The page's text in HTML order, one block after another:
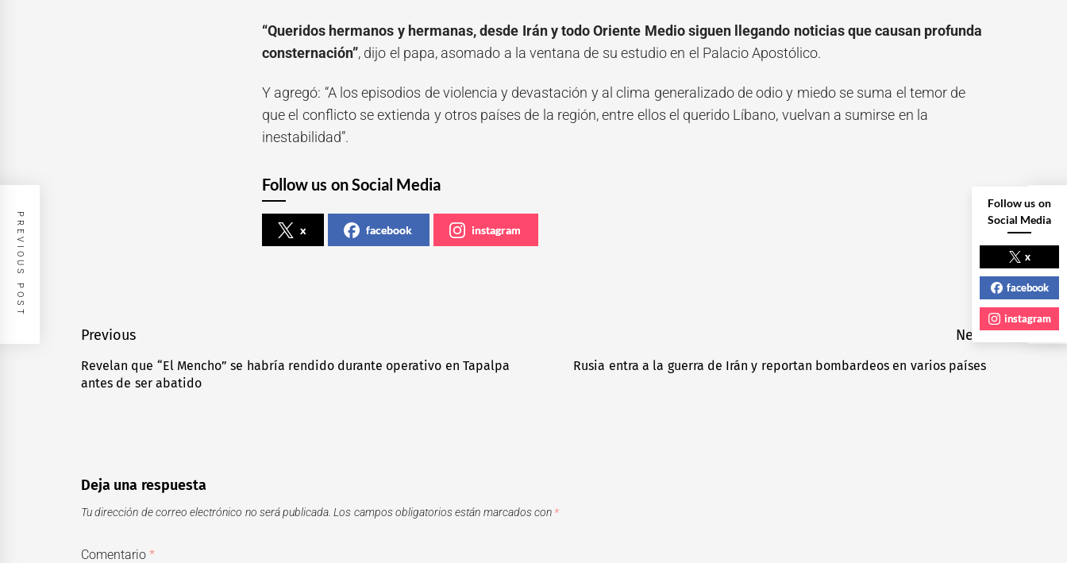
“Queridos hermanos y hermanas, desde Irán y todo Oriente Medio siguen llegando noticias que causan profunda
consternación”, dijo el papa, asomado a la ventana de su estudio en el Palacio Apostólico.
Y agregó: “A los episodios de violencia y devastación y al clima generalizado de odio y miedo se suma el temor de
que el conflicto se extienda y otros países de la región, entre ellos el querido Líbano, vuelvan a sumirse en la
inestabilidad”.
Follow us on Social Media
x facebook instagram
Navegación
de
entradas
Previous
Previous
post:
Revelan que “El Mencho” se habría rendido durante operativo en Tapalpa
antes de ser abatido
Next
Next
Rusia entra a la guerra de Irán y reportan bombardeos en varios países
PREVIOUS POST NEXT POST
Deja una respuesta
Tu dirección de correo electrónico no será publicada. Los campos obligatorios están marcados con *
Comentario*
Follow us on
Social Media
x
facebook
instagram